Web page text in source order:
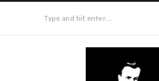
Type and hit enter...